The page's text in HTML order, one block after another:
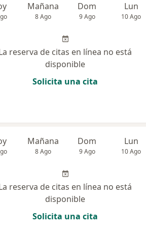
Mañana
8 Ago
Dom
9 Ago
Lun
10 Ago
reserva de citas en línea no está
disponible
Solicita una cita
Mañana
8 Ago
Dom
9 Ago
Lun
10 Ago
reserva de citas en línea no está
disponible
Solicita una cita